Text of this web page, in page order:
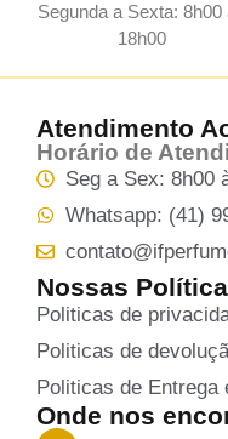
Segunda a Sexta: 8h00
18h00
Atendimento
Horário de
Seg a Sex: 8h00
Whatsapp: (41)
Nossas
Politicas de
Politicas de
Politicas de Entrega
Onde nos